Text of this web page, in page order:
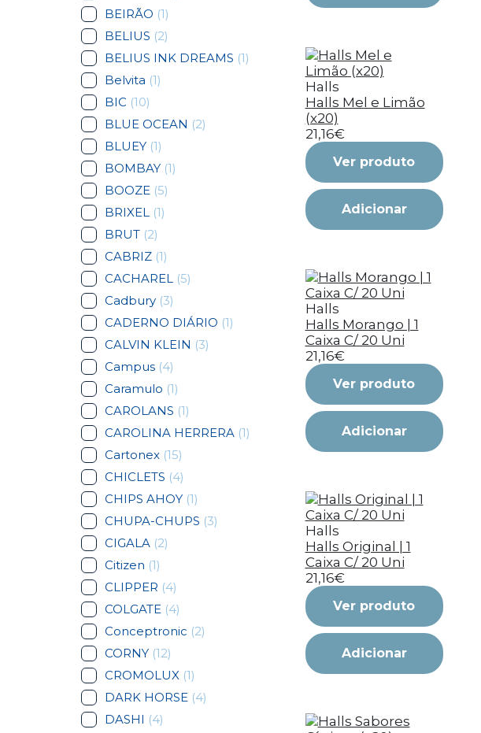
BEIRÃO (1)
BELIUS (2)
BELIUS INK DREAMS (1)
Belvita (1)
BIC (10)
BLUE OCEAN (2)
BLUEY (1)
BOMBAY (1)
BOOZE (5)
BRIXEL (1)
BRUT (2)
CABRIZ (1)
CACHAREL (5)
Cadbury (3)
CADERNO DIÁRIO (1)
CALVIN KLEIN (3)
Campus (4)
Caramulo (1)
CAROLANS (1)
CAROLINA HERRERA (1)
Cartonex (15)
CHICLETS (4)
CHIPS AHOY (1)
CHUPA-CHUPS (3)
CIGALA (2)
Citizen (1)
CLIPPER (4)
COLGATE (4)
Conceptronic (2)
CORNY (12)
CROMOLUX (1)
DARK HORSE (4)
DASHI (4)
Halls
Halls Mel e Limão
(x20)
21,16€
Ver produto
Adicionar
Halls
Halls Morango | 1
Caixa C/ 20 Uni
21,16€
Ver produto
Adicionar
Halls
Halls Original | 1
Caixa C/ 20 Uni
21,16€
Ver produto
Adicionar